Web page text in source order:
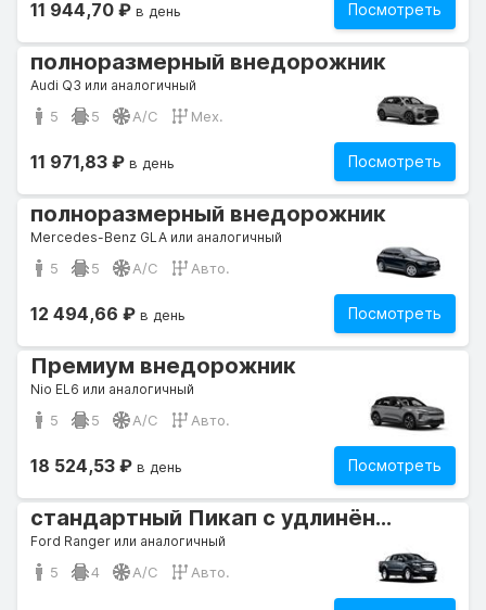
Посмотреть
11 944,70 ₽ в день
полноразмерный внедорожник
Audi Q3 или аналогичный
5 5 A/C Мех.
Посмотреть
11 971,83 ₽ в день
полноразмерный внедорожник
Mercedes-Benz GLA или аналогичный
5 5 A/C Авто.
Посмотреть
12 494,66 ₽ в день
Премиум внедорожник
Nio EL6 или аналогичный
5 5 A/C Авто.
Посмотреть
18 524,53 ₽ в день
стандартный Пикап с удлинённой кабиной
Ford Ranger или аналогичный
5 4 A/C Авто.